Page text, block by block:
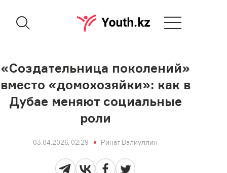
«Создательница поколений»
вместо «домохозяйки»: как в
Дубае меняют социальные
роли
03.04.2026, 02:29 Ринат Валиуллин